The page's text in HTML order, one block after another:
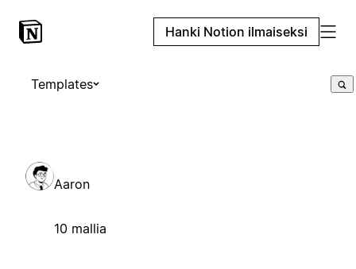
Hanki Notion ilmaiseksi
Templates
Aaron
10 mallia